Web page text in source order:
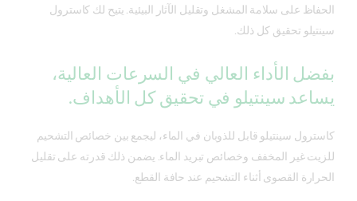
الحفاظ على سلامة المشغل وتقليل الآثار البيئية. يتيح لك كاسترول
سينتيلو تحقيق كل ذلك.
بفضل الأداء العالي في السرعات العالية،
يساعد سينتيلو في تحقيق كل الأهداف.
كاسترول سينتيلو قابل للذوبان في الماء، ليجمع بين خصائص التشحيم
للزيت غير المخفف وخصائص تبريد الماء. يضمن ذلك قدرته على تقليل
الحرارة القصوى أثناء التشحيم عند حافة القطع.